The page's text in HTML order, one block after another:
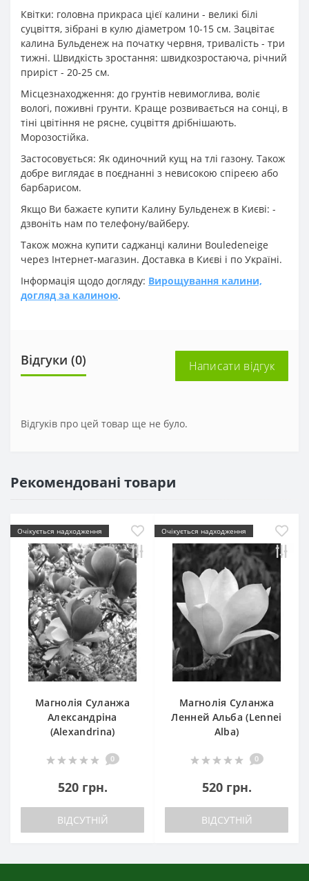
Квітки: головна прикраса цієї калини - великі білі
суцвіття, зібрані в кулю діаметром 10-15 см. Зацвітає
калина Бульденеж на початку червня, тривалість - три
тижні. Швидкість зростання: швидкозростаюча, річний
приріст - 20-25 см.
Місцезнаходження: до грунтів невимоглива, воліє
вологі, поживні грунти. Краще розвивається на сонці, в
тіні цвітіння не рясне, суцвіття дрібнішають.
Морозостійка.
Застосовується: Як одиночний кущ на тлі газону. Також
добре виглядає в поєднанні з невисокою спіреєю або
барбарисом.
Якщо Ви бажаєте купити Калину Бульденеж в Києві: -
дзвоніть нам по телефону/вайберу.
Також можна купити саджанці калини Bouledeneige
через Інтернет-магазин. Доставка в Києві і по Україні.
Інформація щодо догляду: Вирощування калини,
догляд за калиною.
Відгуки (0) Написати відгук
Відгуків про цей товар ще не було.
Рекомендовані товари
Очікується надходження
Магнолія Суланжа
Александріна
(Alexandrina)
0
520 грн.
ВІДСУТНІЙ
Очікується надходження
Магнолія Суланжа
Ленней Альба (Lennei
Alba)
0
520 грн.
ВІДСУТНІЙ